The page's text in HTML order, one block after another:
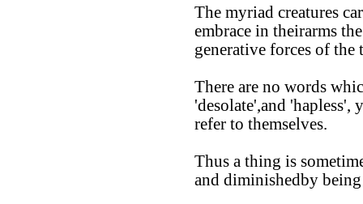
The myriad creatures
embrace in theirarms
generative forces of the
There are no words
'desolate',and 'hapless',
refer to themselves.
Thus a thing is
and diminishedby